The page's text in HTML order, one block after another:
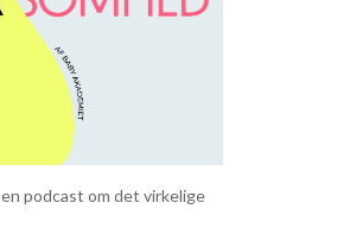
podcast om det virkelige